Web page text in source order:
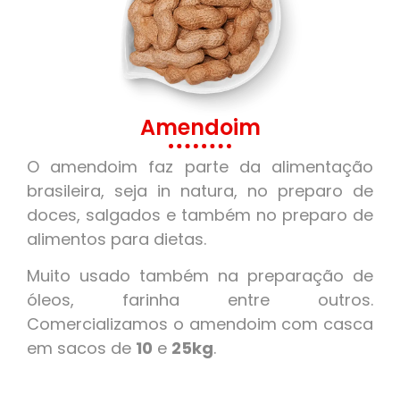
Amendoim
O amendoim faz parte da alimentação
brasileira, seja in natura, no preparo de
doces, salgados e também no preparo de
alimentos para dietas.
Muito usado também na preparação de
óleos, farinha entre outros.
Comercializamos o amendoim com casca
em sacos de 10 e 25kg.